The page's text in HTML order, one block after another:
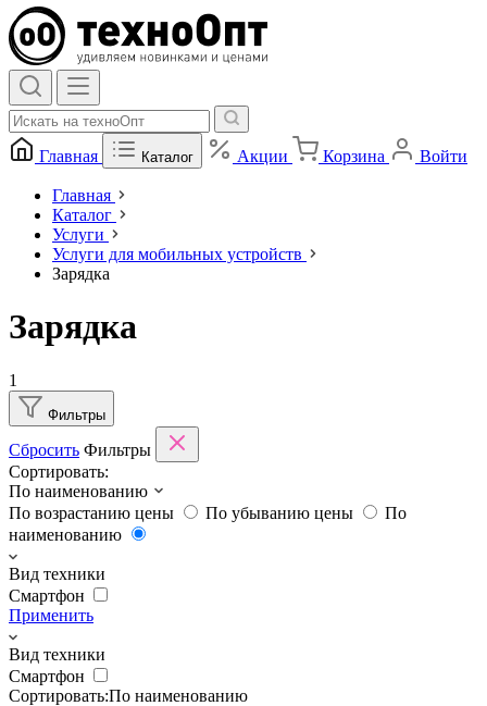
Главная Каталог Акции Корзина Войти
Главная
Каталог
Услуги
Услуги для мобильных устройств
Зарядка
Зарядка
1
Фильтры
Сбросить Фильтры
Сортировать:
По наименованию
По возрастанию цены
По убыванию цены
По
наименованию
Вид техники
Смартфон
Применить
Вид техники
Смартфон
Сортировать:По наименованию